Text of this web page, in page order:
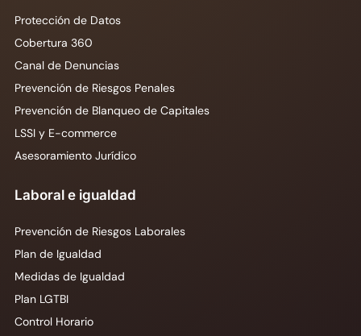
Protección de Datos
Cobertura 360
Canal de Denuncias
Prevención de Riesgos Penales
Prevención de Blanqueo de Capitales
LSSI y E-commerce
Asesoramiento Jurídico
Laboral e igualdad
Prevención de Riesgos Laborales
Plan de Igualdad
Medidas de Igualdad
Plan LGTBI
Control Horario